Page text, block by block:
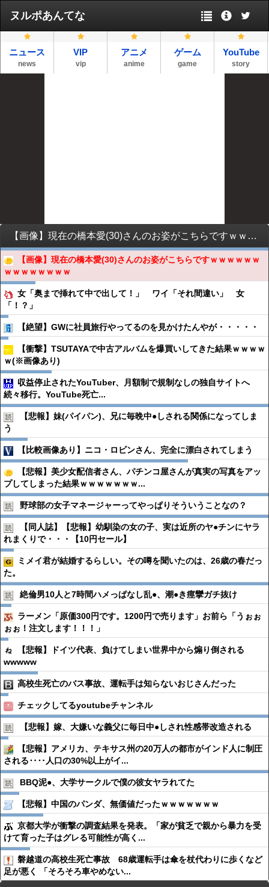
ヌルポあんてな
ニュース
news
VIP
vip
アニメ
anime
ゲーム
game
YouTube
story
【画像】現在の橋本愛(30)さんのお姿がこちらですｗｗｗｗｗｗｗｗｗｗｗｗｗｗ
【画像】現在の橋本愛(30)さんのお姿がこちらですｗｗｗｗｗｗ
ｗｗｗｗｗｗｗｗ
女「奥まで挿れて中で出して！」 ワイ「それ間違い」 女
「！？」
【絶望】GWに社員旅行やってるのを見かけたんやが・・・・・
【衝撃】TSUTAYAで中古アルバムを爆買いしてきた結果ｗｗｗｗ
ｗ(※画像あり)
収益停止されたYouTuber、月額制で規制なしの独自サイトへ
続々移行。YouTube死亡...
【悲報】妹(パイパン)、兄に毎晩中●︎しされる関係になってしま
う
【比較画像あり】ニコ・ロビンさん、完全に漂白されてしまう
【悲報】美少女配信者さん、パチンコ屋さんが真実の写真をアッ
プしてしまった結果ｗｗｗｗｗｗｗ...
野球部の女子マネージャーってやっぱりそういうことなの？
【同人誌】【悲報】幼馴染の女の子、実は近所のヤ●︎チンにヤラ
れまくりで・・・【10円セール】
ミメイ君が結婚するらしい。その噂を聞いたのは、26歳の春だっ
た。
絶倫男10人と7時間ハメっぱなし乱●︎、潮●︎き痙攣ガチ抜け
ラーメン「原価300円です。1200円で売ります」お前ら「うぉぉ
ぉぉ！注文します！！！」
【悲報】ドイツ代表、負けてしまい世界中から煽り倒される
wwwww
高校生死亡のバス事故、運転手は知らないおじさんだった
チェックしてるyoutubeチャンネル
【悲報】嫁、大嫌いな義父に毎日中●︎しされ性感帯改造される
【悲報】アメリカ、テキサス州の20万人の都市がインド人に制圧
される‥‥人口の30%以上がイ...
BBQ泥●︎、大学サークルで僕の彼女ヤラれてた
【悲報】中国のパンダ、無価値だったｗｗｗｗｗｗｗ
京都大学が衝撃の調査結果を発表。「家が貧乏で親から暴力を受
けて育った子はグレる可能性が高く...
磐越道の高校生死亡事故 68歳運転手は傘を杖代わりに歩くなど
足が悪く 「そろそろ車やめない...